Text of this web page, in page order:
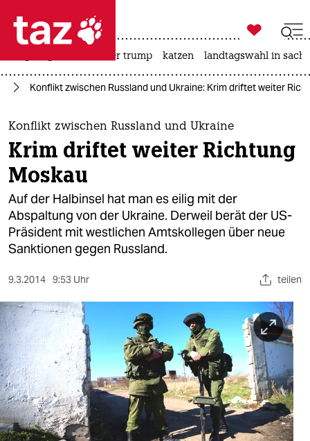
 taz zahl ich
taz zahl ich
themen
politik
öko
gesellschaft
kultur
sport
berlin
nord
wahrheit
verlag
verlag

taz zahl ich
usa unter trump katzen landtagswahl in
Konflikt zwischen Russland und Ukraine: Krim driftet weiter
Konflikt zwischen Russland und Ukraine
Krim driftet weiter Richtung
Moskau
Auf der Halbinsel hat man es eilig mit der
Abspaltung von der Ukraine. Derweil berät der US-
Präsident mit westlichen Amtskollegen über neue
Sanktionen gegen Russland.
9.3.2014 9:53 Uhr teilen